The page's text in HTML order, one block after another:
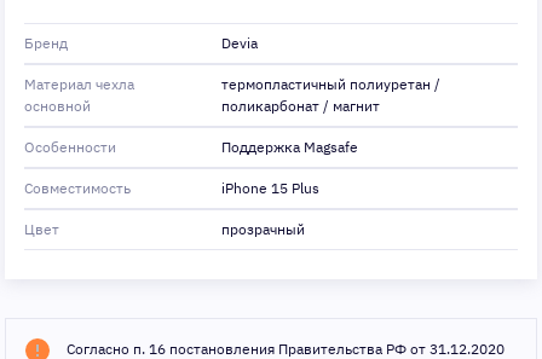
Бренд Devia
Материал чехла
основной
термопластичный полиуретан /
поликарбонат / магнит
Особенности Поддержка Magsafe
Совместимость iPhone 15 Plus
Цвет прозрачный
Согласно п. 16 постановления Правительства РФ от 31.12.2020